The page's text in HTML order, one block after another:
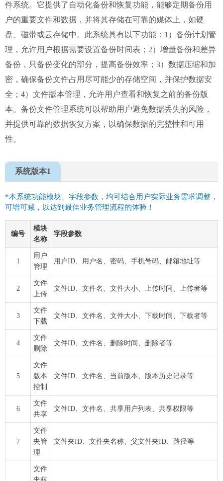
件系统。它提供了自动化备份和恢复功能，能够定期备份用
户的重要文件和数据，并将其存储在可靠的媒体上，如硬
盘、磁带或云存储中。此系统具有以下功能：1）备份计划管
理，允许用户根据需要设置备份时间表；2）增量备份和差异
备份，只备份变化的部分，提高备份效率；3）数据压缩和加
密，确保备份文件占用尽可能少的存储空间，并保护数据安
全；4）文件版本管理，允许用户查看和恢复之前的备份版
本。备份文件管理系统可以帮助用户避免数据丢失的风险，
并提供可靠的数据恢复方案，以确保数据的完整性和可用
性。
系统版本1
*本系统功能模块、字段参数，均可结合用户实际业务需求调整，
可增可减，以达到最佳业务管理流程的体验！
编号
模块
名称
字段参数
1
用户
管理
用户ID、用户名、密码、手机号码、邮箱地址等
2
文件
上传
文件ID、文件名、文件大小、上传时间、上传者等
3
文件
下载
文件ID、文件名、文件大小、下载时间、下载者等
4
文件
删除
文件ID、文件名、删除时间、删除者等
5
文件
版本
控制
文件ID、文件名、当前版本、版本历史记录等
6
文件
共享
文件ID、文件名、共享用户列表、共享权限等
7
文件
夹管
理
文件夹ID、文件夹名称、父文件夹ID、路径等
文件